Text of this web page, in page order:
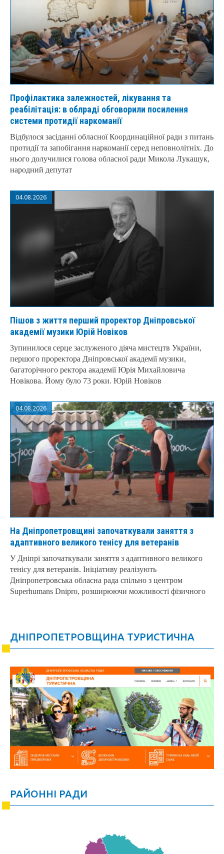
Профілактика залежностей, лікування та
реабілітація: в облраді обговорили посилення
системи протидії наркоманії
Відбулося засіданні обласної Координаційної ради з питань
протидії та запобігання наркоманії серед неповнолітніх. До
нього долучилися голова обласної ради Микола Лукашук,
народний депутат
04.08.2026
Пішов з життя перший проректор Дніпровської
академії музики Юрій Новіков
Зупинилося серце заслуженого діяча мистецтв України,
першого проректора Дніпровської академії музики,
багаторічного ректора академії Юрія Михайловича
Новікова. Йому було 73 роки. Юрій Новіков
04.08.2026
На Дніпропетровщині започаткували заняття з
адаптивного великого тенісу для ветеранів
У Дніпрі започаткували заняття з адаптивного великого
тенісу для ветеранів. Ініціативу реалізують
Дніпропетровська обласна рада спільно з центром
Superhumans Dnipro, розширюючи можливості фізичного
ДНІПРОПЕТРОВЩИНА ТУРИСТИЧНА
РАЙОННІ РАДИ